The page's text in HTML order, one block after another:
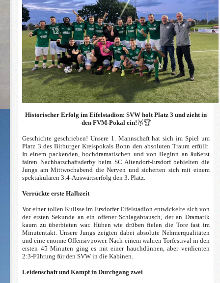
Historischer Erfolg im Eifelstadion: SVW holt Platz 3 und zieht in
den FVM-Pokal ein! 🥉🏆
Geschichte geschrieben! Unsere 1. Mannschaft hat sich im Spiel um
Platz 3 des Bitburger Kreispokals Bonn den absoluten Traum erfüllt.
In einem packenden, hochdramatischen und von Beginn an äußerst
fairen Nachbarschaftsderby beim SC Altendorf-Ersdorf behielten die
Jungs am Mittwochabend die Nerven und sicherten sich mit einem
spektakulären 3:4-Auswärtserfolg den 3. Platz.
Verrückte erste Halbzeit
Vor einer tollen Kulisse im Ersdorfer Eifelstadion entwickelte sich von
der ersten Sekunde an ein offener Schlagabtausch, der an Dramatik
kaum zu überbieten war. Hüben wie drüben fielen die Tore fast im
Minutentakt. Unsere Jungs zeigten dabei absolute Nehmerqualitäten
und eine enorme Offensivpower. Nach einem wahren Torfestival in den
ersten 45 Minuten ging es mit einer hauchdünnen, aber verdienten
2:3-Führung für den SVW in die Kabinen.
Leidenschaft und Kampf in Durchgang zwei